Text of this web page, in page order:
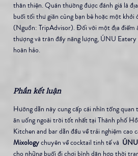
thân thiện. Quán thường được đánh giá là
buổi tối thư giãn cùng bạn bè hoặc một khởi
(Nguồn: TripAdvisor). Đối với một địa điểm
thượng và tràn đầy năng lượng, ÚNU
hoàn hảo.
Phần kết luận
Hướng dẫn này cung cấp cái nhìn tổng quan
ăn uống ngoài trời tốt nhất tại Thành phố
Kitchen and bar dẫn đầu về trải nghiệm cao
Mixology chuyên về cocktail tinh tế và
cho những buổi đi chơi bình dân hợp thời